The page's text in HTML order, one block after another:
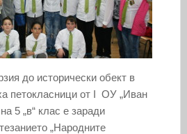
до исторически обект в
петокласници от I ОУ „Иван
5 „в“ клас е заради
„Народните